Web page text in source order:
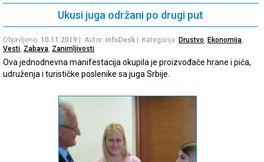
Ukusi juga održani po drugi put
Objavljeno: 10.11.2019 | Autor: InfoDesk | Kategorija: Drustvo, Ekonomija,
Vesti, Zabava, Zanimljivosti
Ova jednodnevna manifestacija okupila je proizvođače hrane i pića,
udruženja i turističke poslenike sa juga Srbije.